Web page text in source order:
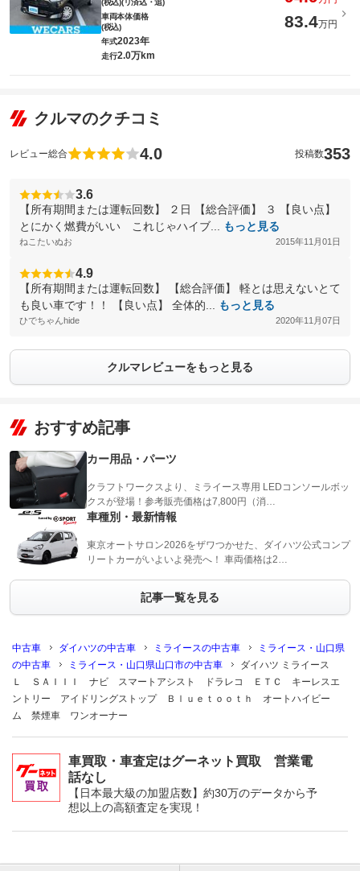
車両本体価格
(税込)
83.4万円
年式2023年
走行2.0万km
クルマのクチコミ
レビュー総合 4.0 投稿数353
3.6
【所有期間または運転回数】 ２日 【総合評価】 ３ 【良い点】
とにかく燃費がいい これじゃハイブ...
もっと見る
ねこたいぬお 2015年11月01日
4.9
【所有期間または運転回数】 【総合評価】 軽とは思えないとて
も良い車です！！ 【良い点】 全体的...
もっと見る
ひでちゃんhide 2020年11月07日
クルマレビューをもっと見る
おすすめ記事
カー用品・パーツ
クラフトワークスより、ミライース専用 LEDコンソールボッ
クスが登場！参考販売価格は7,800円（消…
車種別・最新情報
東京オートサロン2026をザワつかせた、ダイハツ公式コンプ
リートカーがいよいよ発売へ！ 車両価格は2…
記事一覧を見る
中古車 ダイハツの中古車 ミライースの中古車
ミライース・山口県
の中古車
ミライース・山口県山口市の中古車
ダイハツ ミライース
Ｌ ＳＡＩＩＩ ナビ スマートアシスト ドラレコ ＥＴＣ キーレスエ
ントリー アイドリングストップ Ｂｌｕｅｔｏｏｔｈ オートハイビー
ム 禁煙車 ワンオーナー
車買取・車査定はグーネット買取 営業電
話なし
【日本最大級の加盟店数】約30万のデータから予
想以上の高額査定を実現！